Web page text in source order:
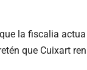
la fiscalia actua
que Cuixart